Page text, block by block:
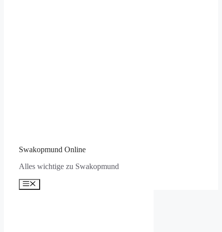
Swakopmund Online
Alles wichtige zu Swakopmund
Menü